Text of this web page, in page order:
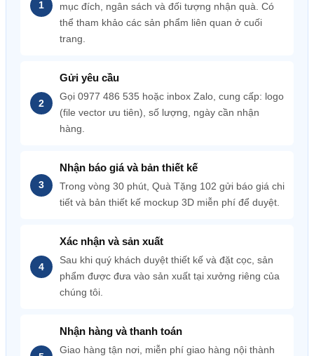
mục đích, ngân sách và đối tượng nhận quà. Có
thể tham khảo các sản phẩm liên quan ở cuối
trang.
Gửi yêu cầu
Gọi 0977 486 535 hoặc inbox Zalo, cung cấp: logo
(file vector ưu tiên), số lượng, ngày cần nhận
hàng.
Nhận báo giá và bản thiết kế
Trong vòng 30 phút, Quà Tặng 102 gửi báo giá chi
tiết và bản thiết kế mockup 3D miễn phí để duyệt.
Xác nhận và sản xuất
Sau khi quý khách duyệt thiết kế và đặt cọc, sản
phẩm được đưa vào sản xuất tại xưởng riêng của
chúng tôi.
Nhận hàng và thanh toán
Giao hàng tận nơi, miễn phí giao hàng nội thành